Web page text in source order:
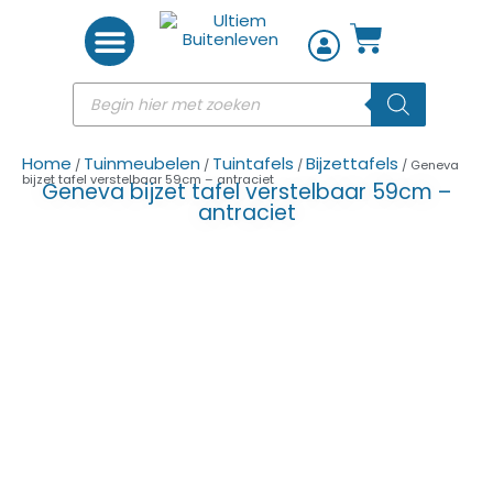
Home / Tuinmeubelen / Tuintafels /Bijzettafels / Geneva
bijzet tafel verstelbaar 59cm – antraciet
Geneva bijzet tafel verstelbaar 59cm –
antraciet